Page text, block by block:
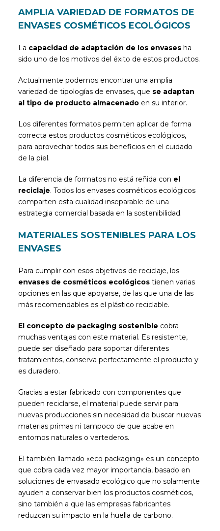
AMPLIA VARIEDAD DE FORMATOS DE
ENVASES COSMÉTICOS ECOLÓGICOS
La capacidad de adaptación de los envases ha
sido uno de los motivos del éxito de estos productos.
Actualmente podemos encontrar una amplia
variedad de tipologías de envases, que se adaptan
al tipo de producto almacenado en su interior.
Los diferentes formatos permiten aplicar de forma
correcta estos productos cosméticos ecológicos,
para aprovechar todos sus beneficios en el cuidado
de la piel.
La diferencia de formatos no está reñida con el
reciclaje. Todos los envases cosméticos ecológicos
comparten esta cualidad inseparable de una
estrategia comercial basada en la sostenibilidad.
MATERIALES SOSTENIBLES PARA LOS
ENVASES
Para cumplir con esos objetivos de reciclaje, los
envases de cosméticos ecológicos tienen varias
opciones en las que apoyarse, de las que una de las
más recomendables es el plástico reciclable.
El concepto de packaging sostenible cobra
muchas ventajas con este material. Es resistente,
puede ser diseñado para soportar diferentes
tratamientos, conserva perfectamente el producto y
es duradero.
Gracias a estar fabricado con componentes que
pueden reciclarse, el material puede servir para
nuevas producciones sin necesidad de buscar nuevas
materias primas ni tampoco de que acabe en
entornos naturales o vertederos.
El también llamado «eco packaging» es un concepto
que cobra cada vez mayor importancia, basado en
soluciones de envasado ecológico que no solamente
ayuden a conservar bien los productos cosméticos,
sino también a que las empresas fabricantes
reduzcan su impacto en la huella de carbono.